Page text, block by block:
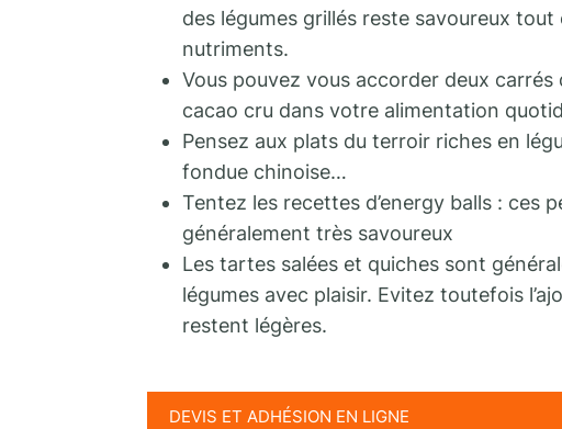
des légumes grillés reste savoureux
nutriments.
Vous pouvez vous accorder deux
cacao cru dans votre alimentation
Pensez aux plats du terroir riches en
fondue chinoise…
Tentez les recettes d’energy balls : ces
généralement très savoureux
Les tartes salées et quiches sont
légumes avec plaisir. Evitez toutefois
restent légères.
DEVIS ET ADHÉSION EN LIGNE